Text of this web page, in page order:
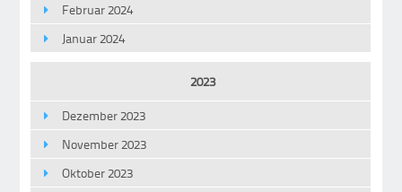
Februar 2024
Januar 2024
2023
Dezember 2023
November 2023
Oktober 2023